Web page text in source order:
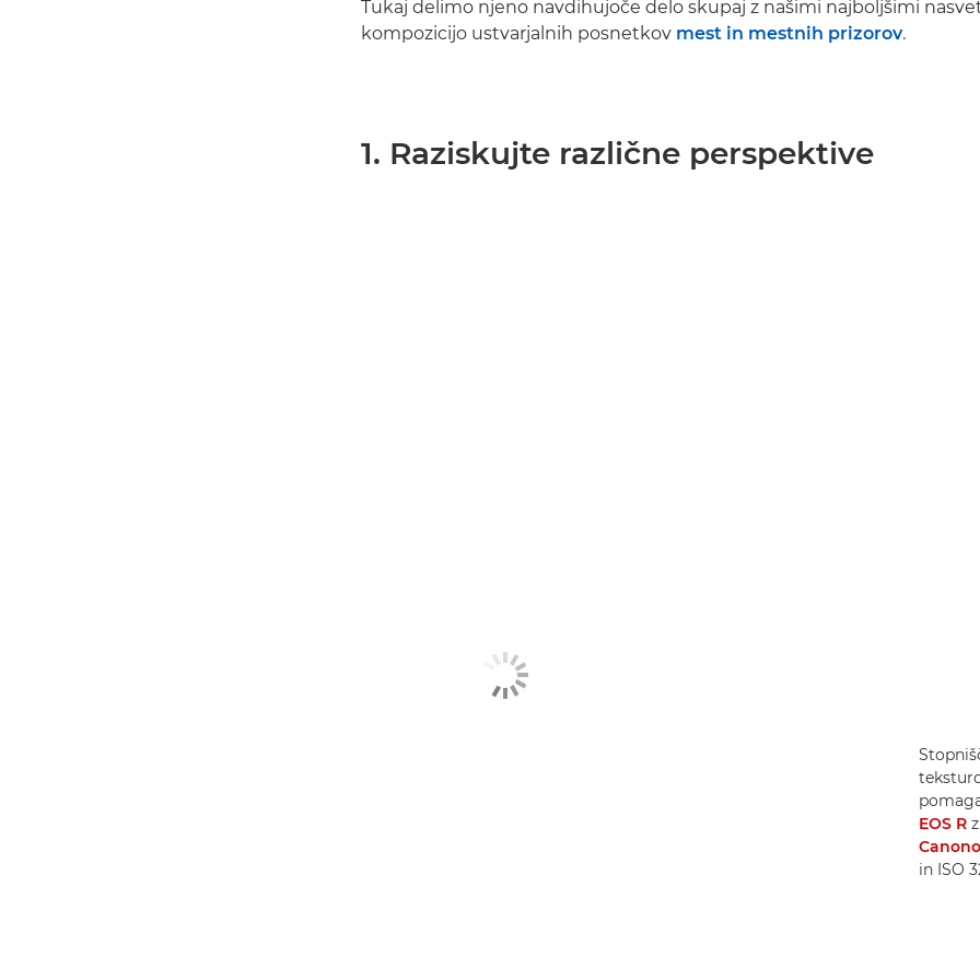
Tukaj delimo njeno navdihujoče delo skupaj z našimi najboljšimi
kompozicijo ustvarjalnih posnetkov mest in mestnih prizorov.
1. Raziskujte različne perspektive
EOS Rz
in ISO